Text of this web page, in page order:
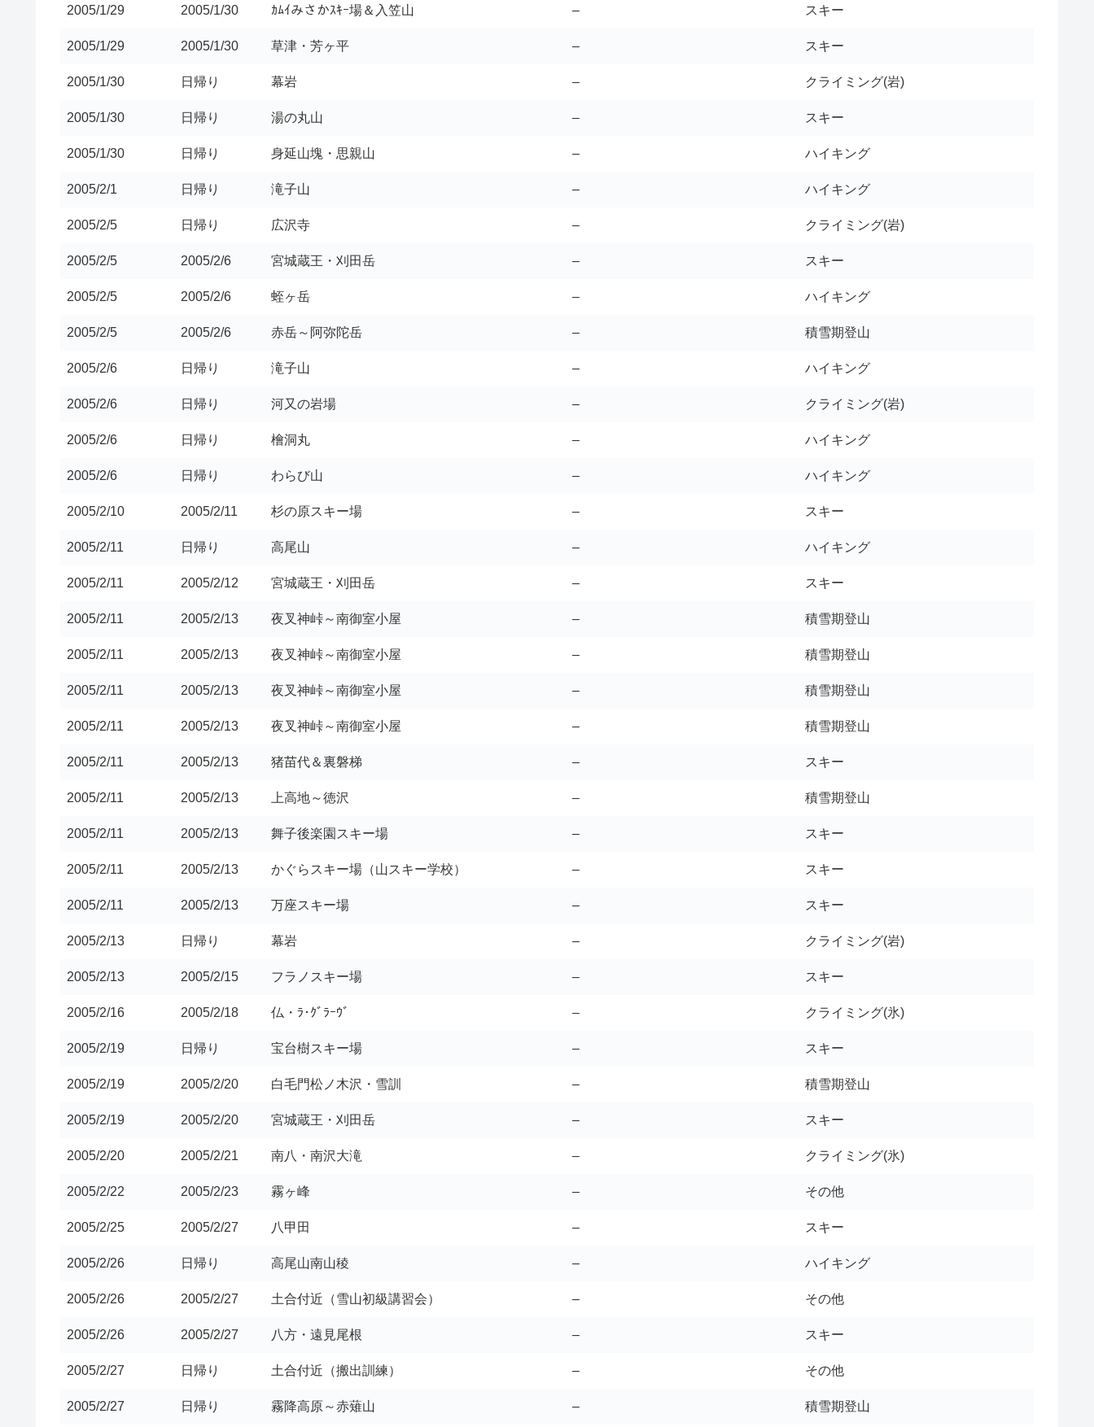
2005/1/29 2005/1/30 ｶﾑｲみさかｽｷｰ場＆入笠山 – スキー
2005/1/29 2005/1/30 草津・芳ヶ平 – スキー
2005/1/30 日帰り 幕岩 – クライミング(岩)
2005/1/30 日帰り 湯の丸山 – スキー
2005/1/30 日帰り 身延山塊・思親山 – ハイキング
2005/2/1 日帰り 滝子山 – ハイキング
2005/2/5 日帰り 広沢寺 – クライミング(岩)
2005/2/5 2005/2/6 宮城蔵王・刈田岳 – スキー
2005/2/5 2005/2/6 蛭ヶ岳 – ハイキング
2005/2/5 2005/2/6 赤岳～阿弥陀岳 – 積雪期登山
2005/2/6 日帰り 滝子山 – ハイキング
2005/2/6 日帰り 河又の岩場 – クライミング(岩)
2005/2/6 日帰り 檜洞丸 – ハイキング
2005/2/6 日帰り わらび山 – ハイキング
2005/2/10 2005/2/11 杉の原スキー場 – スキー
2005/2/11 日帰り 高尾山 – ハイキング
2005/2/11 2005/2/12 宮城蔵王・刈田岳 – スキー
2005/2/11 2005/2/13 夜叉神峠～南御室小屋 – 積雪期登山
2005/2/11 2005/2/13 夜叉神峠～南御室小屋 – 積雪期登山
2005/2/11 2005/2/13 夜叉神峠～南御室小屋 – 積雪期登山
2005/2/11 2005/2/13 夜叉神峠～南御室小屋 – 積雪期登山
2005/2/11 2005/2/13 猪苗代＆裏磐梯 – スキー
2005/2/11 2005/2/13 上高地～徳沢 – 積雪期登山
2005/2/11 2005/2/13 舞子後楽園スキー場 – スキー
2005/2/11 2005/2/13 かぐらスキー場（山スキー学校） – スキー
2005/2/11 2005/2/13 万座スキー場 – スキー
2005/2/13 日帰り 幕岩 – クライミング(岩)
2005/2/13 2005/2/15 フラノスキー場 – スキー
2005/2/16 2005/2/18 仏・ﾗ･ｸﾞﾗｰｳﾞ – クライミング(氷)
2005/2/19 日帰り 宝台樹スキー場 – スキー
2005/2/19 2005/2/20 白毛門松ノ木沢・雪訓 – 積雪期登山
2005/2/19 2005/2/20 宮城蔵王・刈田岳 – スキー
2005/2/20 2005/2/21 南八・南沢大滝 – クライミング(氷)
2005/2/22 2005/2/23 霧ヶ峰 – その他
2005/2/25 2005/2/27 八甲田 – スキー
2005/2/26 日帰り 高尾山南山稜 – ハイキング
2005/2/26 2005/2/27 土合付近（雪山初級講習会） – その他
2005/2/26 2005/2/27 八方・遠見尾根 – スキー
2005/2/27 日帰り 土合付近（搬出訓練） – その他
2005/2/27 日帰り 霧降高原～赤薙山 – 積雪期登山